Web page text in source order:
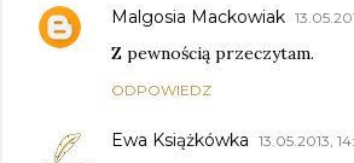
Malgosia Mackowiak
Z pewnością przeczytam.
ODPOWIEDZ
Ewa Książkówka 13.05.2013,